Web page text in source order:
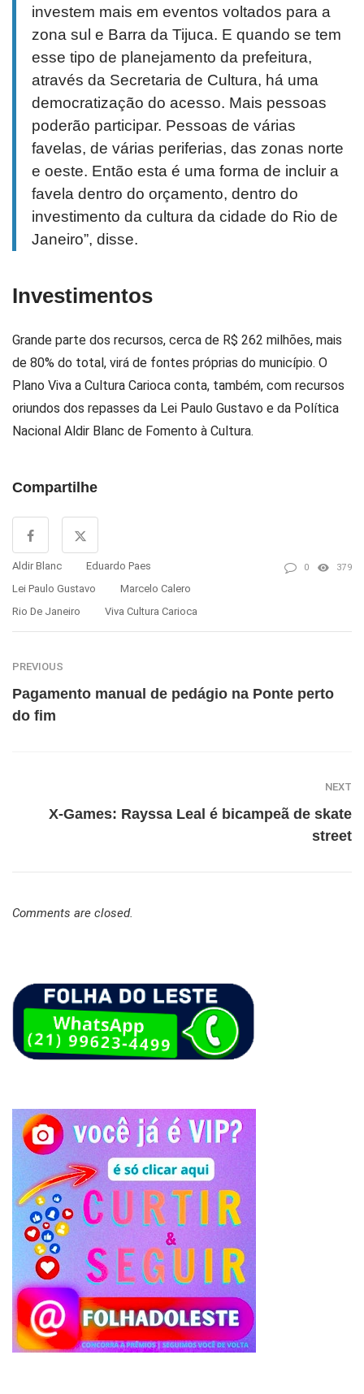
investem mais em eventos voltados para a
zona sul e Barra da Tijuca. E quando se tem
esse tipo de planejamento da prefeitura,
através da Secretaria de Cultura, há uma
democratização do acesso. Mais pessoas
poderão participar. Pessoas de várias
favelas, de várias periferias, das zonas norte
e oeste. Então esta é uma forma de incluir a
favela dentro do orçamento, dentro do
investimento da cultura da cidade do Rio de
Janeiro”, disse.
Investimentos
Grande parte dos recursos, cerca de R$ 262 milhões, mais
de 80% do total, virá de fontes próprias do município. O
Plano Viva a Cultura Carioca conta, também, com recursos
oriundos dos repasses da Lei Paulo Gustavo e da Política
Nacional Aldir Blanc de Fomento à Cultura.
Compartilhe
Aldir Blanc
Eduardo Paes
Lei Paulo Gustavo
Marcelo Calero
Rio De Janeiro
Viva Cultura Carioca
0 379
PREVIOUS
Pagamento manual de pedágio na Ponte perto
do fim
NEXT
X-Games: Rayssa Leal é bicampeã de skate
street
Comments are closed.